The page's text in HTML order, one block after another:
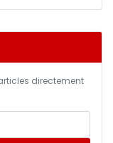
directement